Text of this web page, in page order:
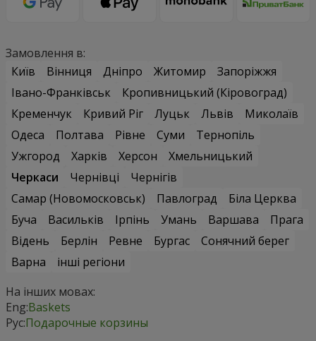
Замовлення в:
Київ
Вінниця Дніпро Житомир
Запоріжжя
Івано-Франківськ
Кропивницький (Кіровоград)
Кременчук
Кривий Ріг Луцьк Львів
Миколаїв
Одеса
Полтава Рівне Суми
Тернопіль
Ужгород
Харків Херсон
Хмельницький
Черкаси
Чернівці
Чернігів
Самар (Новомосковськ)
Павлоград
Біла Церква
Буча
Васильків Ірпінь Умань Варшава
Прага
Відень
Берлін Ревне Бургас
Сонячний берег
Варна
інші регіони
На інших мовах:
Eng:Baskets
Рус:Подарочные корзины